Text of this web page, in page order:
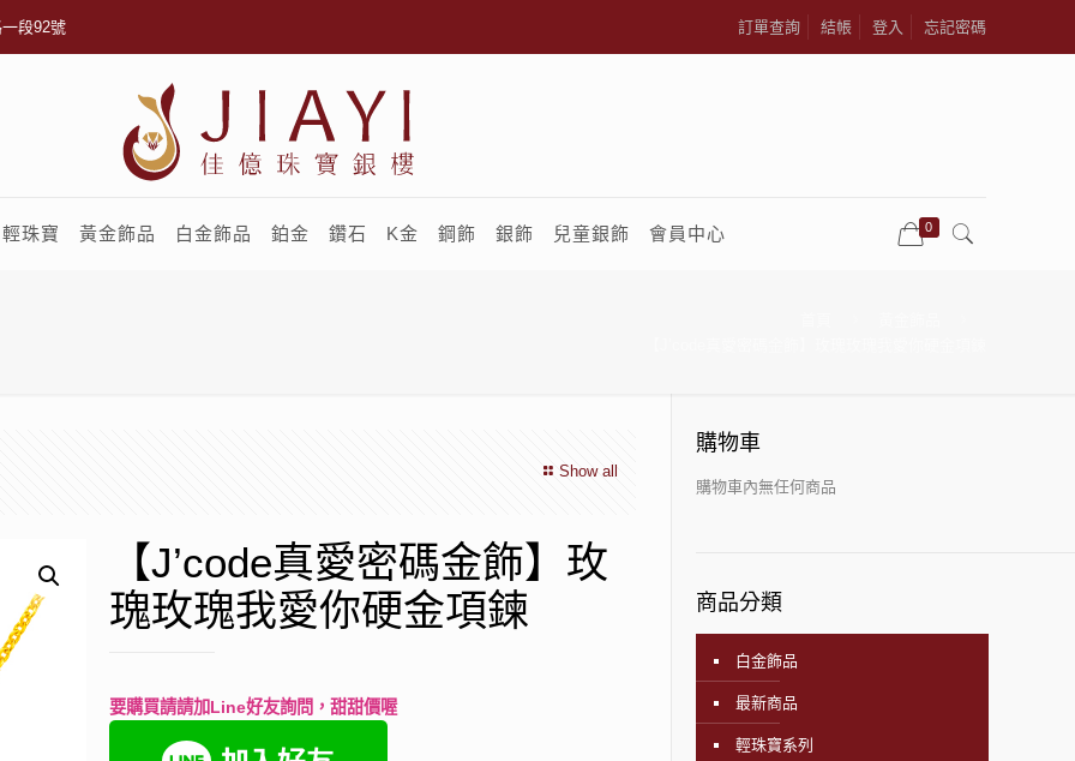
段92號 訂單查詢 結帳 登入 忘記密碼
輕珠寶 黃金飾品 白金飾品 鉑金 鑽石 K金 鋼飾 銀飾 兒童銀飾 會員中心 0
Show all
【J’code真愛密碼金飾】玫
瑰玫瑰我愛你硬金項鍊
要購買請請加Line好友詢問，甜甜價喔
購物車
購物車內無任何商品
商品分類
白金飾品
最新商品
輕珠寶系列